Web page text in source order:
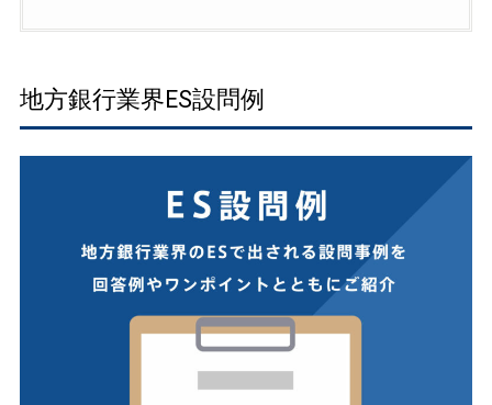
地方銀行業界ES設問例